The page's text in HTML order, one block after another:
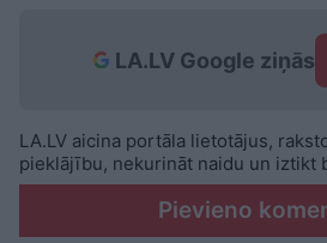
LA.LV Google ziņās
LA.LV aicina portāla lietotājus,
pieklājību, nekurināt naidu un iztikt
Pievieno